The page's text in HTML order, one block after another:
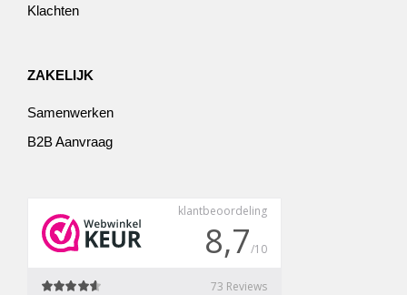
Klachten
ZAKELIJK
Samenwerken
B2B Aanvraag